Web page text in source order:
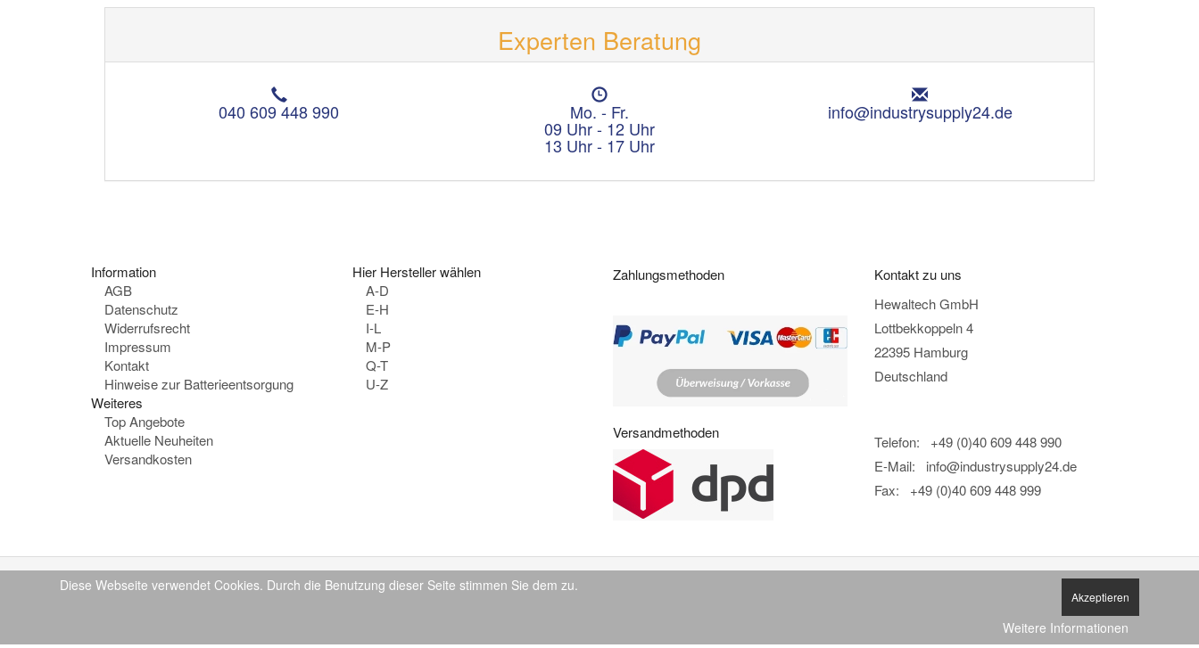
Experten Beratung
T
e
l
o
040 609 448 990
Ö
f
n
u
n
Mo. - Fr.
09 Uhr - 12 Uhr
13 Uhr - 17 Uhr
E
m
a
:
info@industrysupply24.de
Information
AGB
Datenschutz
Widerrufsrecht
Impressum
Kontakt
Hinweise zur Batterieentsorgung
Weiteres
Top Angebote
Aktuelle Neuheiten
Versandkosten
Hier Hersteller wählen
A-D
E-H
I-L
M-P
Q-T
U-Z
Zahlungsmethoden
Versandmethoden
Kontakt zu uns
Hewaltech GmbH
Lottbekkoppeln 4
22395 Hamburg
Deutschland
Telefon: +49 (0)40 609 448 990
E-Mail: info@industrysupply24.de
Fax: +49 (0)40 609 448 999
Diese Webseite verwendet Cookies. Durch die Benutzung dieser Seite stimmen Sie dem zu.
Akzeptieren
Weitere Informationen